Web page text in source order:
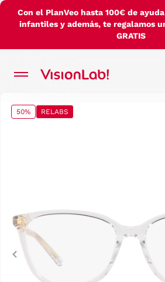
Con el PlanVeo hasta 100€ de
infantiles y además, te regalamos
GRATIS
50% RELABS
Previous